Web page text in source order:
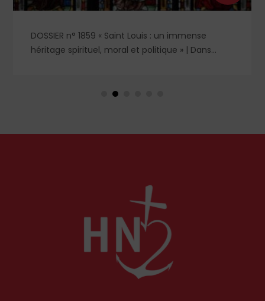
DOSSIER n° 1859 « Saint Louis : un immense
héritage spirituel, moral et politique » | Dans
Castille, mère dévouée et reine de fer, et
lit l'équilibre singulier d'une royauté en acte,